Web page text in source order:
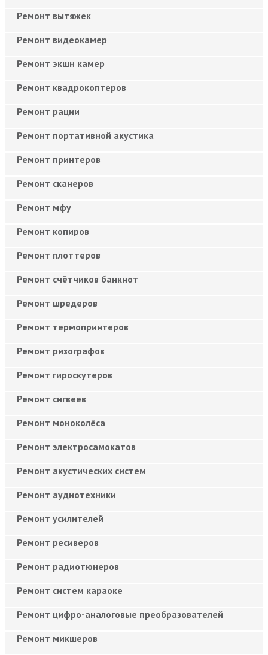
Ремонт вытяжек
Ремонт видеокамер
Ремонт экшн камер
Ремонт квадрокоптеров
Ремонт рации
Ремонт портативной акустика
Ремонт принтеров
Ремонт сканеров
Ремонт мфу
Ремонт копиров
Ремонт плоттеров
Ремонт счётчиков банкнот
Ремонт шредеров
Ремонт термопринтеров
Ремонт ризографов
Ремонт гироскутеров
Ремонт сигвеев
Ремонт моноколёса
Ремонт электросамокатов
Ремонт акустических систем
Ремонт аудиотехники
Ремонт усилителей
Ремонт ресиверов
Ремонт радиотюнеров
Ремонт систем караоке
Ремонт цифро-аналоговые преобразователей
Ремонт микшеров